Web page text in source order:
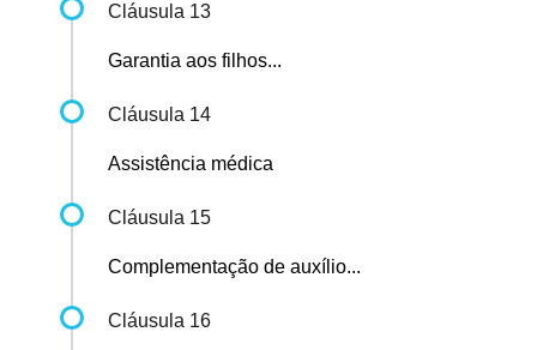
Cláusula 13
Garantia aos filhos...
Cláusula 14
Assistência médica
Cláusula 15
Complementação de auxílio...
Cláusula 16